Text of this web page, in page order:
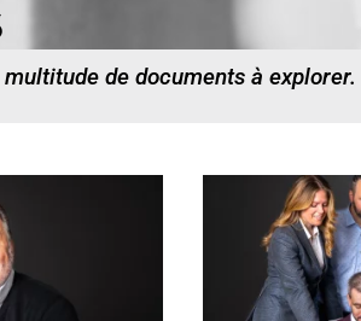
multitude de documents à explorer.